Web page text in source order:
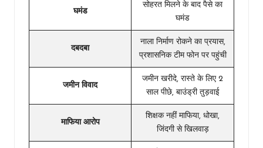
घमंड
सोहरत मिलने के बाद पैसे का
घमंड
दबदबा
नाला निर्माण रोकने का प्रयास,
प्रशासनिक टीम फोन पर पहुंची
जमीन विवाद
जमीन खरीदे, रास्ते के लिए 2
साल पीछे, बाउंड्री तुड़वाई
माफिया आरोप
शिक्षक नहीं माफिया, धोखा,
जिंदगी से खिलवाड़